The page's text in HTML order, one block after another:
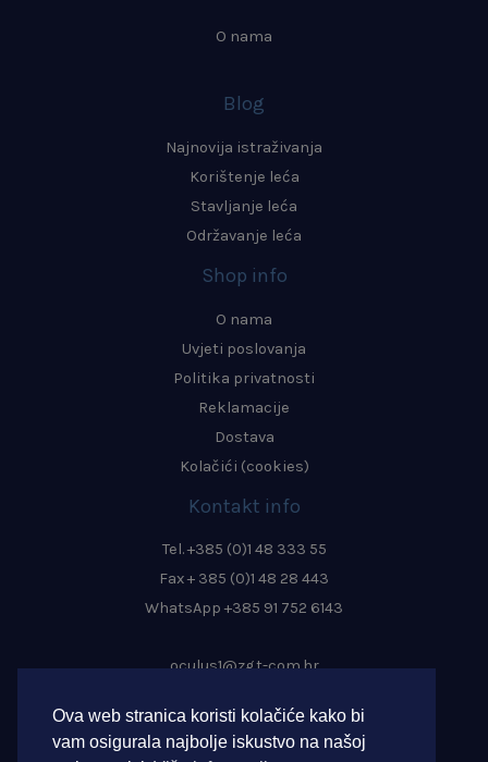
O nama
Blog
Najnovija istraživanja
Korištenje leća
Stavljanje leća
Održavanje leća
Shop info
O nama
Uvjeti poslovanja
Politika privatnosti
Reklamacije
Dostava
Kolačići (cookies)
Kontakt info
Tel. +385 (0)1 48 333 55
Fax + 385 (0)1 48 28 443
WhatsApp +385 91 752 6143
oculus1@zg.t-com.hr
oculus.zagreb@gmail.com
Ova web stranica koristi kolačiće kako bi
vam osigurala najbolje iskustvo na našoj